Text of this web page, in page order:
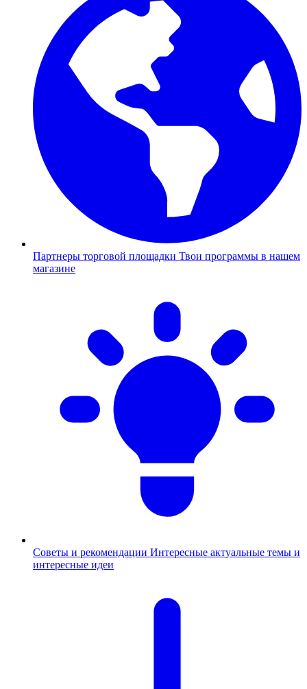
Партнеры торговой площадки Твои программы в нашем
магазине
Советы и рекомендации Интересные актуальные темы и
интересные идеи